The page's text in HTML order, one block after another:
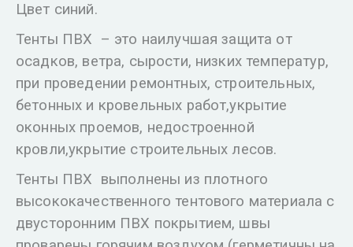
Цвет синий.
Тенты ПВХ – это наилучшая защита от
осадков, ветра, сырости, низких температур,
при проведении ремонтных, строительных,
бетонных и кровельных работ,укрытие
оконных проемов, недостроенной
кровли,укрытие строительных лесов.
Тенты ПВХ выполнены из плотного
высококачественного тентового материала с
двусторонним ПВХ покрытием, швы